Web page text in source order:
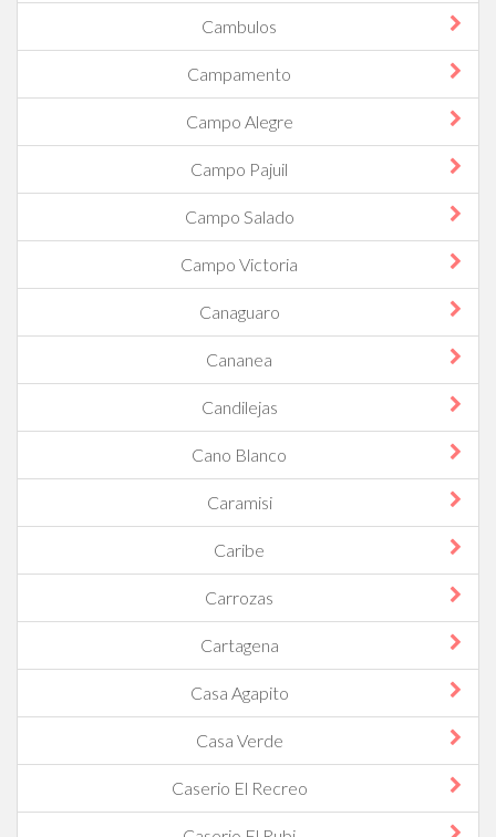
Cambulos
Campamento
Campo Alegre
Campo Pajuil
Campo Salado
Campo Victoria
Canaguaro
Cananea
Candilejas
Cano Blanco
Caramisi
Caribe
Carrozas
Cartagena
Casa Agapito
Casa Verde
Caserio El Recreo